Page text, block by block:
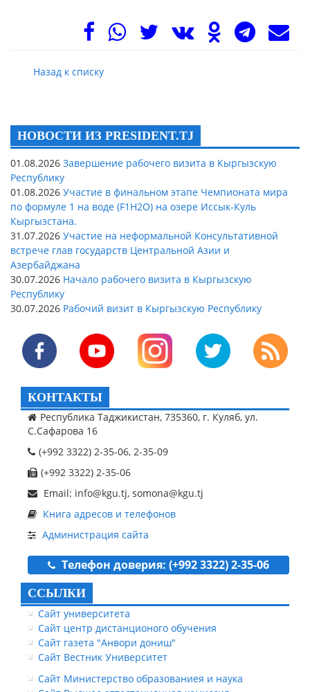
Назад к списку
НОВОСТИ ИЗ PRESIDENT.TJ
01.08.2026 Завершение рабочего визита в Кыргызскую
Республику
01.08.2026 Участие в финальном этапе Чемпионата мира
по формуле 1 на воде (F1H2O) на озере Иссык-Куль
Кыргызстана.
31.07.2026 Участие на неформальной Консультативной
встрече глав государств Центральной Азии и
Азербайджана
30.07.2026 Начало рабочего визита в Кыргызскую
Республику
30.07.2026 Рабочий визит в Кыргызскую Республику
КОНТАКТЫ
Республика Таджикистан, 735360, г. Куляб, ул.
С.Сафарова 16
(+992 3322) 2-35-06, 2-35-09
(+992 3322) 2-35-06
Email: info@kgu.tj, somona@kgu.tj
Книга адресов и телефонов
Администрация сайта
Телефон доверия: (+992 3322) 2-35-06
ССЫЛКИ
Сайт университета
Сайт центр дистанционого обучения
Сайт газета "Анвори дониш"
Сайт Вестник Университет
Сайт Министерство образованиея и наука